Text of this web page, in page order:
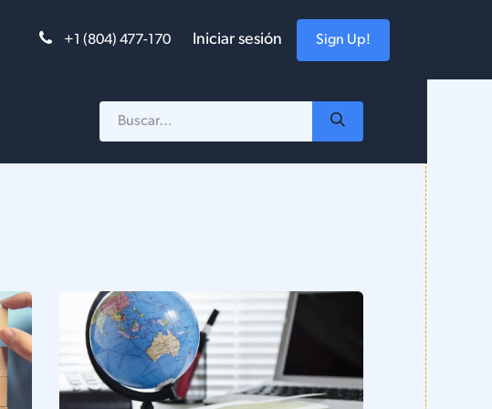
+1 (804) 477-170 Iniciar sesión Sign Up!